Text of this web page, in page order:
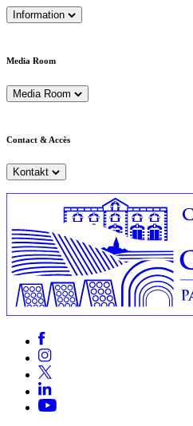
Information
Media Room
Media Room
Contact & Accès
Kontakt